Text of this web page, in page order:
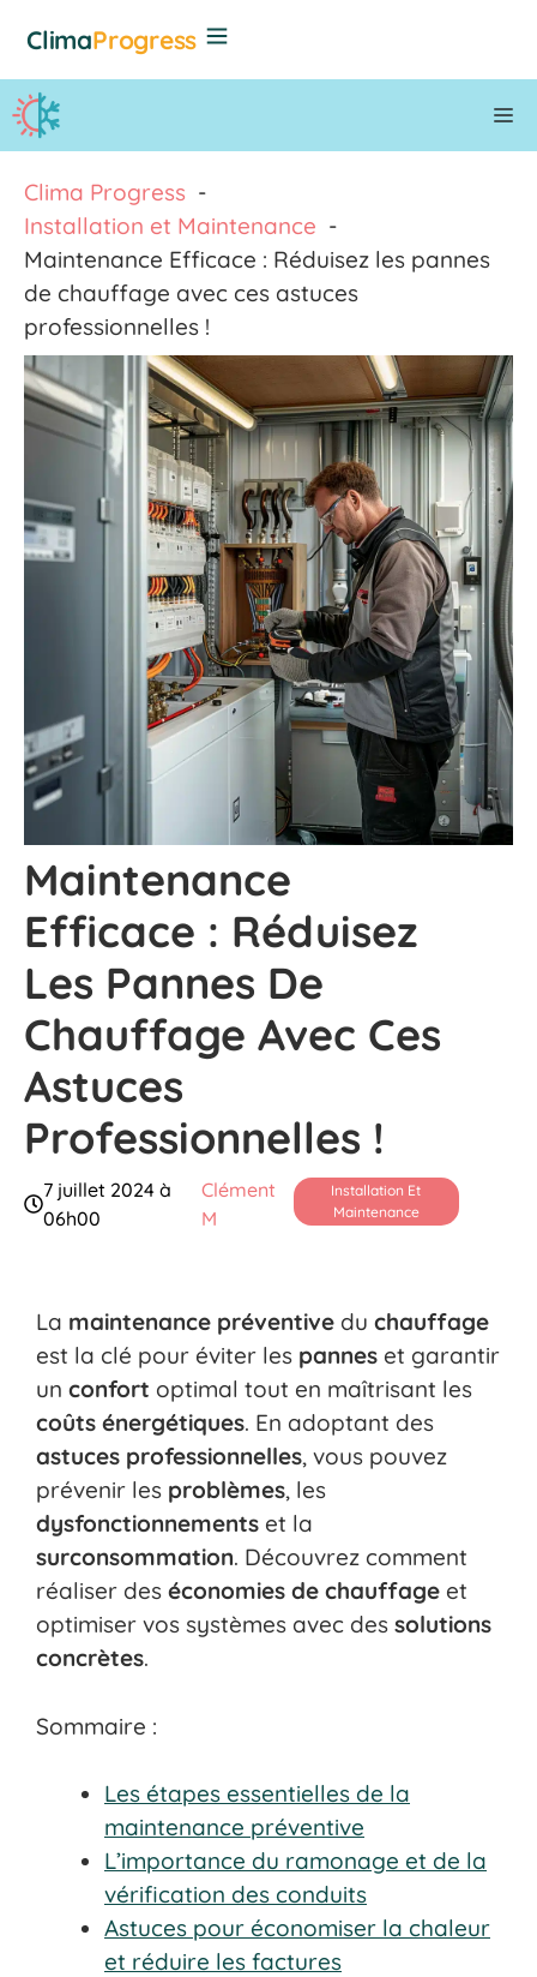
contenu
ClimaProgress
Clima Progress
Installation et Maintenance
Maintenance Efficace : Réduisez les pannes
de chauffage avec ces astuces
professionnelles !
Maintenance
Efficace : Réduisez
Les Pannes De
Chauffage Avec Ces
Astuces
Professionnelles !
7 juillet 2024 à
06h00
Clément
M
Installation Et
Maintenance
La maintenance préventive du chauffage
est la clé pour éviter les pannes et garantir
un confort optimal tout en maîtrisant les
coûts énergétiques. En adoptant des
astuces professionnelles, vous pouvez
prévenir les problèmes, les
dysfonctionnements et la
surconsommation. Découvrez comment
réaliser des économies de chauffage et
optimiser vos systèmes avec des solutions
concrètes.
Sommaire :
Les étapes essentielles de la
maintenance préventive
L’importance du ramonage et de la
vérification des conduits
Astuces pour économiser la chaleur
et réduire les factures